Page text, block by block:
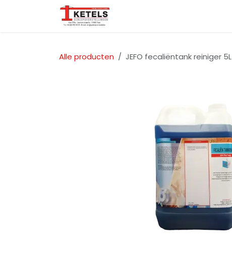
Overslaan naar inhoud
Alle producten JEFO fecaliëntank reiniger 5L